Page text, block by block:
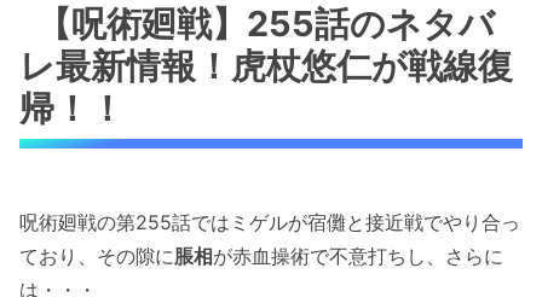
【呪術廻戦】255話のネタバ
レ最新情報！虎杖悠仁が戦線復
帰！！
呪術廻戦の第255話ではミゲルが宿儺と接近戦でやり合っ
ており、その隙に脹相が赤血操術で不意打ちし、さらに
は・・・